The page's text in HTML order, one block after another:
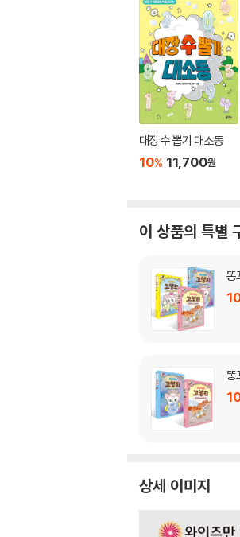
대장 수 뽑기 대소동
10% 11,700원
이 상품의 특별
똥
똥
상세 이미지